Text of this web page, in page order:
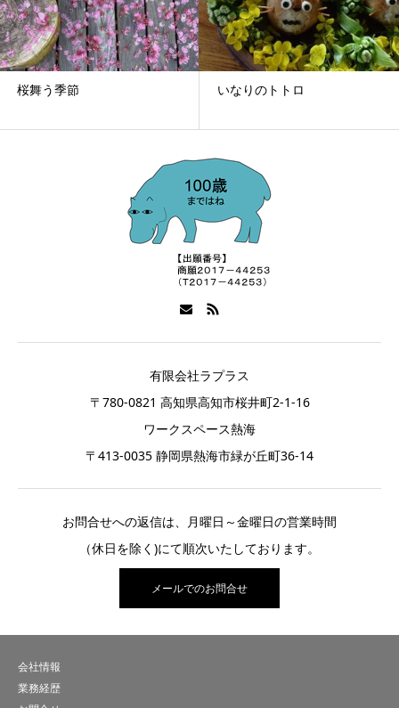
桜舞う季節 いなりのトトロ
有限会社ラプラス
〒780-0821 高知県高知市桜井町2-1-16
ワークスペース熱海
〒413-0035 静岡県熱海市緑が丘町36-14
お問合せへの返信は、月曜日～金曜日の営業時間
（休日を除く)にて順次いたしております。
メールでのお問合せ
会社情報
業務経歴